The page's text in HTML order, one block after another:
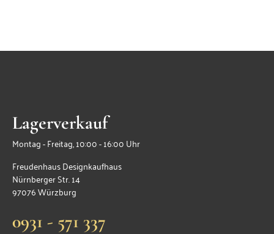
Lagerverkauf
Montag - Freitag, 10:00 - 16:00 Uhr
Freudenhaus Designkaufhaus
Nürnberger Str. 14
97076 Würzburg
0931 - 571 337